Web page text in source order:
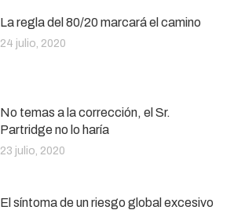
La regla del 80/20 marcará el camino
24 julio, 2020
No temas a la corrección, el Sr.
Partridge no lo haría
23 julio, 2020
El síntoma de un riesgo global excesivo